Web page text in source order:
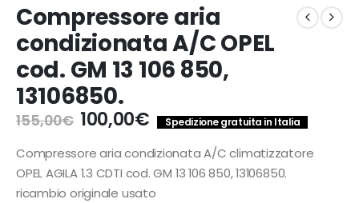
Compressore aria
condizionata A/C OPEL
cod. GM 13 106 850,
13106850.
155,00€ Il
prezzo
originale
era:
155,00€.
100,00€Il
prezzo
attuale
è:
100,00€.
Spedizione gratuita in Italia
Compressore aria condizionata A/C climatizzatore
OPEL AGILA 1.3 CDTI cod. GM 13 106 850, 13106850.
ricambio originale usato